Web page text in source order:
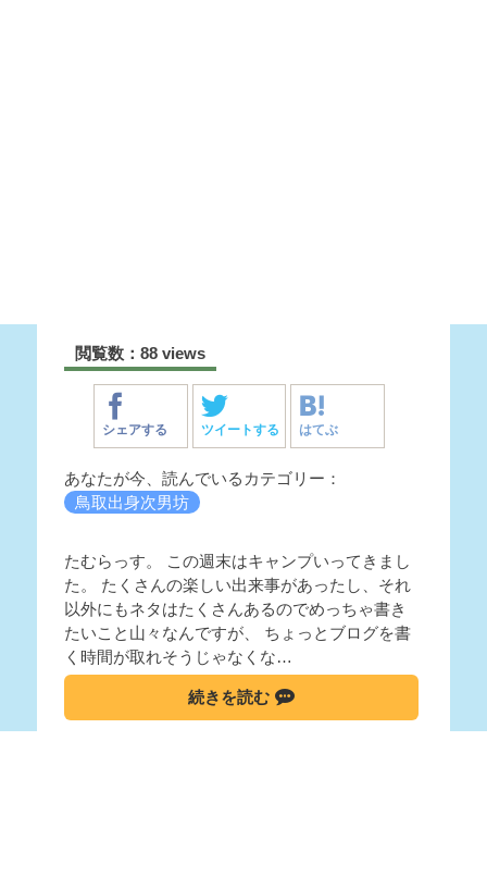
閲覧数：88 views
シェアする ツイートする はてぶ
あなたが今、読んでいるカテゴリー：
鳥取出身次男坊
たむらっす。 この週末はキャンプいってきまし
た。 たくさんの楽しい出来事があったし、それ
以外にもネタはたくさんあるのでめっちゃ書き
たいこと山々なんですが、 ちょっとブログを書
く時間が取れそうじゃなくな…
続きを読む